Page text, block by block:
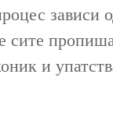
зависи
сите
и